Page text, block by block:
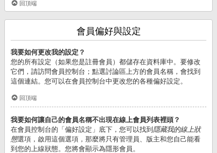
回頂端
會員偏好與設定
我要如何更改我的設定？
您的所有設定（如果您是註冊會員）都儲存在資料庫中。要修改
它們，請訪問會員控制台；點選討論區上方的會員名稱，會找到
這個連結。您可以在會員控制台中更改您的各種偏好設定。
回頂端
我要如何讓自己的會員名稱不出現在線上會員列表裡頭？
在會員控制台的「偏好設定」底下，您可以找到 隱藏我的線上狀
態選項，啟用這個選項，那麼將只有管理員、版主和您自己能看
到您的上線狀態。您將會顯示為隱形會員。